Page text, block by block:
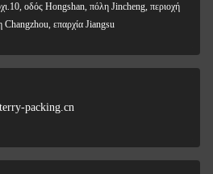
οδός Hongshan, πόλη Jincheng, περιοχή
Changzhou, επαρχία Jiangsu
packing.cn